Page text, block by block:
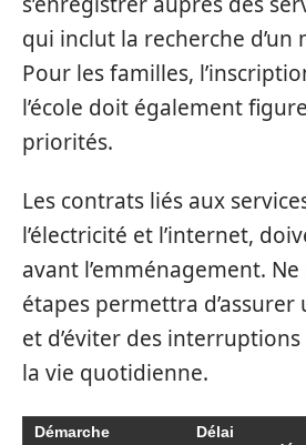
qui inclut la recherche
Pour les familles,
l’école doit également
priorités.
Les contrats liés aux
l’électricité et l’internet,
avant l’emménagement.
étapes permettra d’assurer
et d’éviter des
la vie quotidienne.
Démarche
Délai